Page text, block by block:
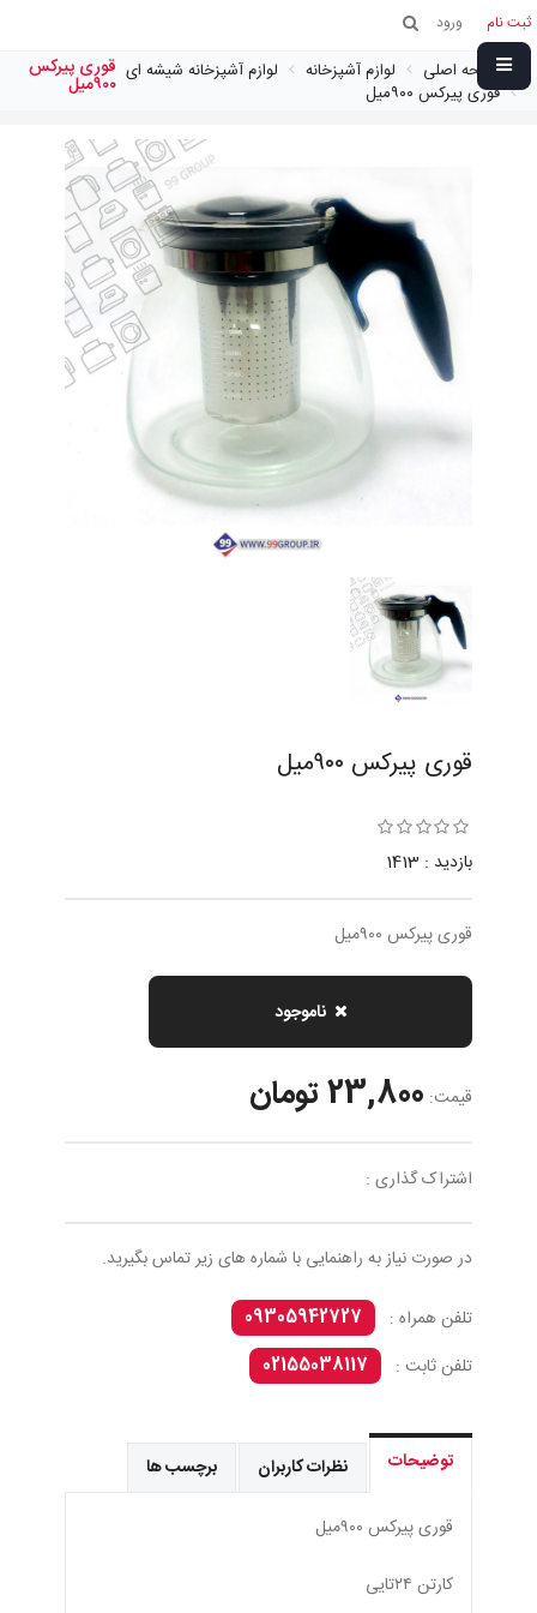
ثبت نام ورود
صفحه اصلی لوازم آشپزخانه
لوازم آشپزخانه شیشه ای
قوری پيركس ٩٠٠ميل
قوری پيركس
٩٠٠ميل
قوری پيركس ٩٠٠ميل
بازدید : 1413
قوری پيركس ٩٠٠ميل
ناموجود
قیمت: 23,800 تومان
اشتراک گذاری :
در صورت نیاز به راهنمایی با شماره های زیر تماس بگیرید.
تلفن همراه :
09305942727
تلفن ثابت :
02155038117
توضیحات نظرات کاربران برچسب ها
قوری پيركس ٩٠٠ميل
کارتن ٢٤تایی